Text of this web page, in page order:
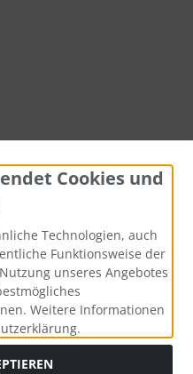
Cookies und
Technologien, auch
Funktionsweise der
unseres Angebotes
Weitere Informationen